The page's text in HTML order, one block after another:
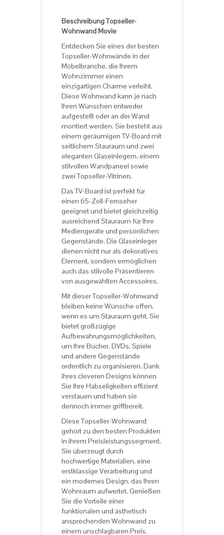
Beschreibung Topseller-
Wohnwand Movie
Entdecken Sie eines der besten
Topseller-Wohnwände in der
Möbelbranche, die Ihrem
Wohnzimmer einen
einzigartigen Charme verleiht.
Diese Wohnwand kann je nach
Ihren Wünschen entweder
aufgestellt oder an der Wand
montiert werden. Sie besteht aus
einem geräumigen TV-Board mit
seitlichem Stauraum und zwei
eleganten Glaseinlegern, einem
stilvollen Wandpaneel sowie
zwei Topseller-Vitrinen.
Das TV-Board ist perfekt für
einen 65-Zoll-Fernseher
geeignet und bietet gleichzeitig
ausreichend Stauraum für Ihre
Mediengeräte und persönlichen
Gegenstände. Die Glaseinleger
dienen nicht nur als dekoratives
Element, sondern ermöglichen
auch das stilvolle Präsentieren
von ausgewählten Accessoires.
Mit dieser Topseller-Wohnwand
bleiben keine Wünsche offen,
wenn es um Stauraum geht. Sie
bietet großzügige
Aufbewahrungsmöglichkeiten,
um Ihre Bücher, DVDs, Spiele
und andere Gegenstände
ordentlich zu organisieren. Dank
ihres cleveren Designs können
Sie Ihre Habseligkeiten effizient
verstauen und haben sie
dennoch immer griffbereit.
Diese Topseller-Wohnwand
gehört zu den besten Produkten
in ihrem Preisleistungssegment.
Sie überzeugt durch
hochwertige Materialien, eine
erstklassige Verarbeitung und
ein modernes Design, das Ihren
Wohnraum aufwertet. Genießen
Sie die Vorteile einer
funktionalen und ästhetisch
ansprechenden Wohnwand zu
einem unschlagbaren Preis.